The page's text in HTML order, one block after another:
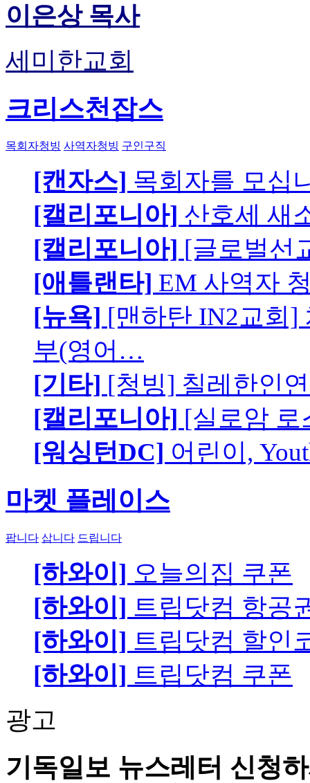
이은상 목사
세미한교회
크리스천잡스
목회자청빙 사역자청빙 구인구직
[캔자스] 목회자를 모십
[캘리포니아] 산호세 새
[캘리포니아] [글로벌선
[애틀랜타] EM 사역자
[뉴욕] [맨하탄 IN2교회]
부(영어…
[기타] [청빙] 칠레한인
[캘리포니아] [실로암 로
[워싱턴DC] 어린이,
마켓 플레이스
팝니다 삽니다 드립니다
[하와이] 오늘의집 쿠폰
[하와이] 트립닷컴 항공
[하와이] 트립닷컴 할인
[하와이] 트립닷컴 쿠폰
광고
기독일보 뉴스레터 신청